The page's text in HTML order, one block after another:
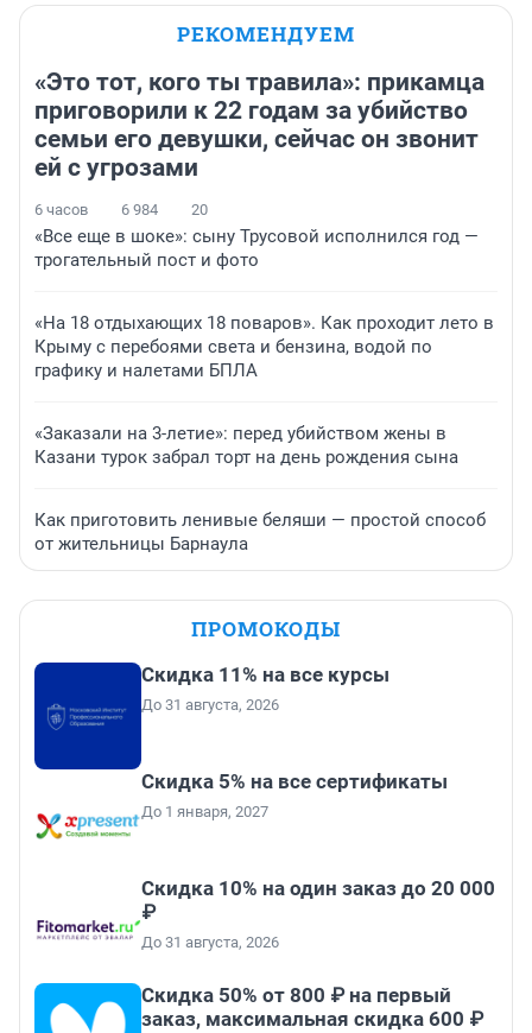
РЕКОМЕНДУЕМ
«Это тот, кого ты травила»: прикамца
приговорили к 22 годам за убийство
семьи его девушки, сейчас он звонит
ей с угрозами
6 часов 6 984 20
«Все еще в шоке»: сыну Трусовой исполнился год —
трогательный пост и фото
«На 18 отдыхающих 18 поваров». Как проходит лето в
Крыму с перебоями света и бензина, водой по
графику и налетами БПЛА
«Заказали на 3-летие»: перед убийством жены в
Казани турок забрал торт на день рождения сына
Как приготовить ленивые беляши — простой способ
от жительницы Барнаула
ПРОМОКОДЫ
Скидка 11% на все курсы
До 31 августа, 2026
Скидка 5% на все сертификаты
До 1 января, 2027
Скидка 10% на один заказ до 20 000
₽
До 31 августа, 2026
Скидка 50% от 800 ₽ на первый
заказ, максимальная скидка 600 ₽